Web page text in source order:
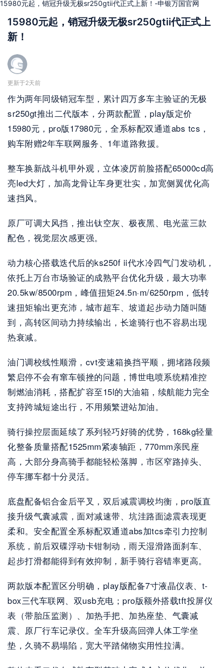
15980元起，销冠升级无极sr250gtⅱ代正式上新！-申银万国官网
15980元起，销冠升级无极sr250gtⅱ代正式上
新！
更新于2天前
作为两年同级销冠车型，累计四万多车主验证的无极
sr250gt推出二代版本，分两款配置，play版定价
15980元，pro版17980元，全系标配双通道abs tcs，
购车附赠2年车联网服务、1年道路救援。
整车换新战斗机甲外观，立体凌厉前脸搭配65000cd高
亮led大灯，加高龙骨让车身更壮实，加宽侧翼优化高
速挡风。
原厂可调大风挡，推出钛空灰、极夜黑、电光蓝三款
配色，视觉层次感更强。
动力核心搭载迭代后的ks250f ii代水冷四气门发动机，
依托上万台市场验证的成熟平台优化升级，最大功率
20.5kw/8500rpm，峰值扭矩24.5n·m/6250rpm，低转
速扭矩输出更充沛，城市超车、坡道起步动力随叫随
到，高转区间动力持续输出，长途骑行也不容易出现
热衰减。
油门调校线性顺滑，cvt变速箱换挡平顺，拥堵路段频
繁启停不会有窜车顿挫的问题，博世电喷系统精准控
制燃油消耗，搭配扩容至15l的大油箱，续航能力完全
支持跨城短途出行，不用频繁进站加油。
骑行操控层面延续了系列轻巧好骑的优势，168kg轻量
化整备质量搭配1525mm紧凑轴距，770mm亲民座
高，大部分身高骑手都能轻松落脚，市区窄路掉头、
停车挪车都十分灵活。
底盘配备铝合金后平叉，双后减震调校均衡，pro版直
接升级气囊减震，面对减速带、坑洼路面滤震表现更
柔和。安全配置全系标配双通道abs加tcs牵引力控制
系统，前后双碟浮动卡钳制动，雨天湿滑路面刹车、
起步打滑都能得到有效抑制，新手骑行容错率更高。
两款版本配置区分明确，play版配备7寸液晶仪表、t-
box三代车联网、双usb充电；pro版额外搭载tft投屏仪
表（带胎压监测）、加热手把、加热座垫、气囊减
震、原厂行车记录仪。全车升级高回弹人体工学坐
垫，久骑不易塌陷，宽大平踏储物实用性拉满。